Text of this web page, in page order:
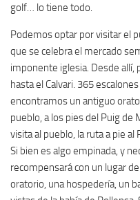
golf… lo tiene todo.
Podemos optar por visitar el
que se celebra el mercado
imponente iglesia. Desde allí,
hasta el Calvari. 365
encontramos un antiguo
pueblo, a los pies del Puig de
visita al pueblo, la ruta a pie
Si bien es algo empinada, y
recompensará con un lugar
oratorio, una hospedería, un